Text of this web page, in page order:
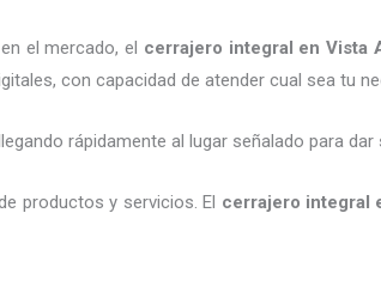
el mercado, el cerrajero integral en Vista
con capacidad de atender cual sea tu
rápidamente al lugar señalado para dar
productos y servicios. El cerrajero integral